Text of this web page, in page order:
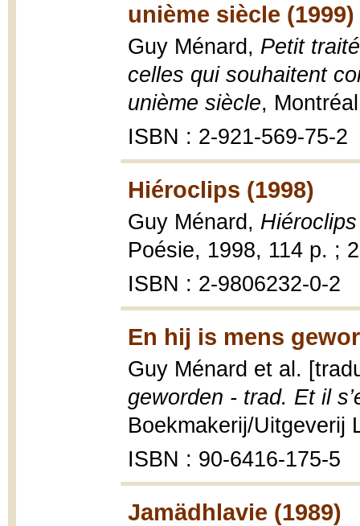
unième siècle (1999)
Guy Ménard, Petit
celles qui souhaitent
unième siècle,
ISBN : 2-921-569-75-2
Hiéroclips (1998)
Guy Ménard,
Poésie, 1998, 114 p. ;
ISBN : 2-9806232-0-2
En hij is mens
Guy Ménard et al.
geworden - trad. Et il
Boekmakerij/Uitgeverij
ISBN : 90-6416-175-5
Jamädhlavie (1989)